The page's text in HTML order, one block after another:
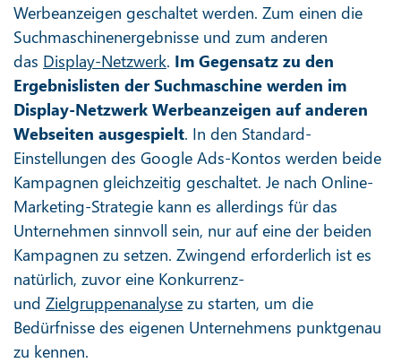
Werbeanzeigen geschaltet werden. Zum einen die
Suchmaschinenergebnisse und zum anderen
das Display-Netzwerk. Im Gegensatz zu den
Ergebnislisten der Suchmaschine werden im
Display-Netzwerk Werbeanzeigen auf anderen
Webseiten ausgespielt. In den Standard-
Einstellungen des Google Ads-Kontos werden beide
Kampagnen gleichzeitig geschaltet. Je nach Online-
Marketing-Strategie kann es allerdings für das
Unternehmen sinnvoll sein, nur auf eine der beiden
Kampagnen zu setzen. Zwingend erforderlich ist es
natürlich, zuvor eine Konkurrenz-
und Zielgruppenanalyse zu starten, um die
Bedürfnisse des eigenen Unternehmens punktgenau
zu kennen.